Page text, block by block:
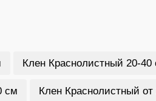
Клен Краснолистный 20-40
см Клен Краснолистный от